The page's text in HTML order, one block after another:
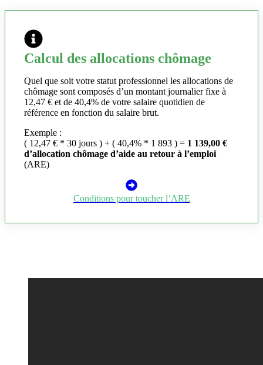
Calcul des allocations chômage
Quel que soit votre statut professionnel les allocations de
chômage sont composés d’un montant journalier fixe à
12,47 € et de 40,4% de votre salaire quotidien de
référence en fonction du salaire brut.
Exemple :
( 12,47 € * 30 jours ) + ( 40,4% * 1 893 ) = 1 139,00 €
d’allocation chômage d’aide au retour à l’emploi
(ARE)
Conditions pour toucher l’ARE